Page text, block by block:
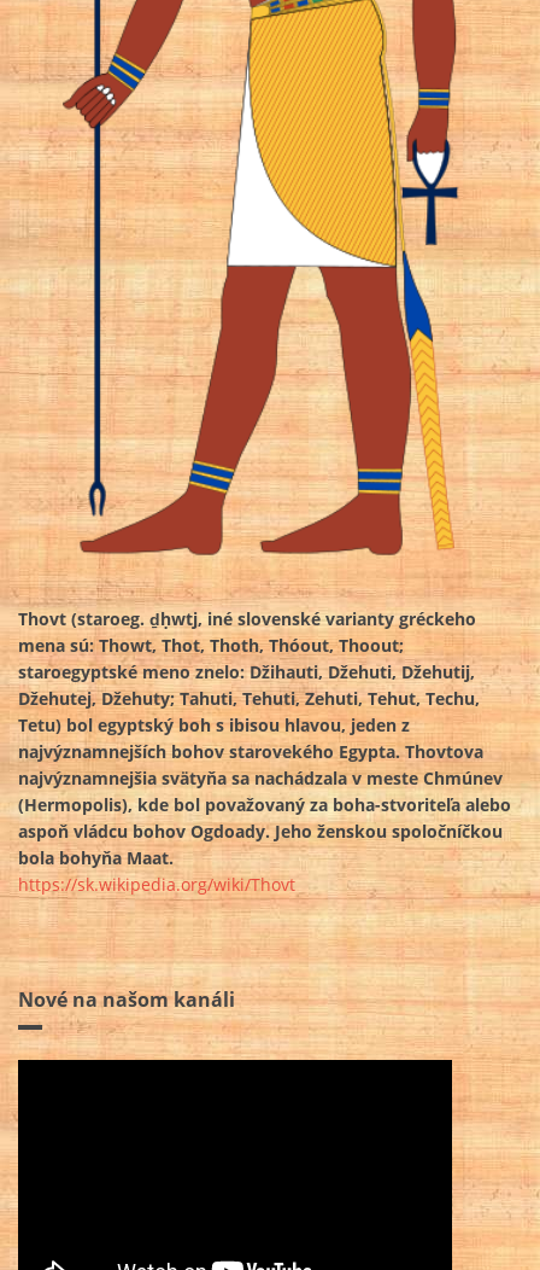
Thovt (staroeg. ḏḥwtj, iné slovenské varianty gréckeho
mena sú: Thowt, Thot, Thoth, Thóout, Thoout;
staroegyptské meno znelo: Džihauti, Džehuti, Džehutij,
Džehutej, Džehuty; Tahuti, Tehuti, Zehuti, Tehut, Techu,
Tetu) bol egyptský boh s ibisou hlavou, jeden z
najvýznamnejších bohov starovekého Egypta. Thovtova
najvýznamnejšia svätyňa sa nachádzala v meste Chmúnev
(Hermopolis), kde bol považovaný za boha-stvoriteľa alebo
aspoň vládcu bohov Ogdoady. Jeho ženskou spoločníčkou
bola bohyňa Maat.
https://sk.wikipedia.org/wiki/Thovt
Nové na našom kanáli